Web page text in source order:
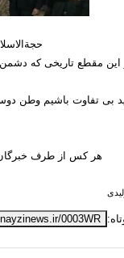
این مقطع تاریخی که دشمن
بی تفاوت باشیم وطن
هر کس از طرف خبرگان
0003WR